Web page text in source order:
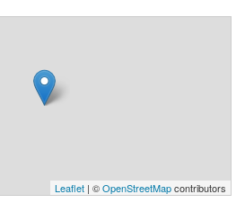
Leaflet | ©OpenStreetMapcontributors